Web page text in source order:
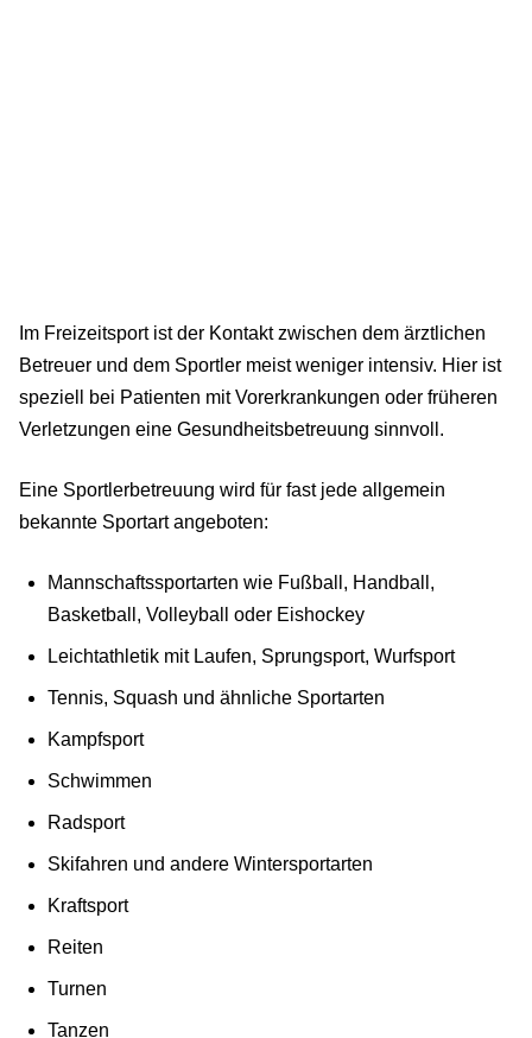
Im Freizeitsport ist der Kontakt zwischen dem ärztlichen
Betreuer und dem Sportler meist weniger intensiv. Hier ist
speziell bei Patienten mit Vorerkrankungen oder früheren
Verletzungen eine Gesundheitsbetreuung sinnvoll.
Eine Sportlerbetreuung wird für fast jede allgemein
bekannte Sportart angeboten:
Mannschaftssportarten wie Fußball, Handball,
Basketball, Volleyball oder Eishockey
Leichtathletik mit Laufen, Sprungsport, Wurfsport
Tennis, Squash und ähnliche Sportarten
Kampfsport
Schwimmen
Radsport
Skifahren und andere Wintersportarten
Kraftsport
Reiten
Turnen
Tanzen